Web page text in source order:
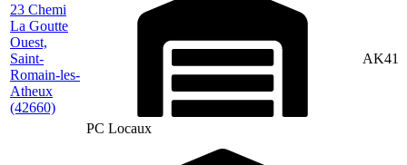
23 Chemi
La Goutte
Ouest,
Saint-
Romain-les-
Atheux
(42660)
PC Locaux
AK41